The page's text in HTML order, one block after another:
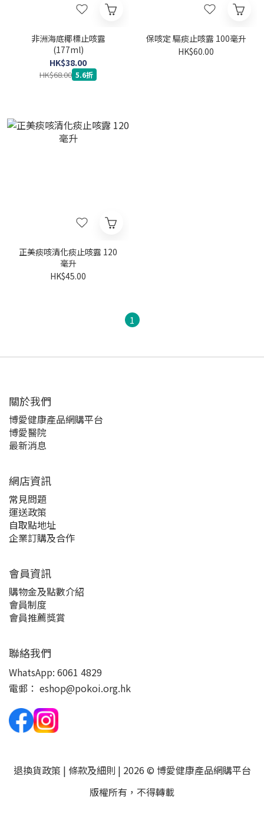
非洲海底椰標止咳露
(177ml)
HK$38.00
HK$68.00 5.6折
保咳定 驅痰止咳露 100毫升
HK$60.00
正美痰咳清化痰止咳露 120
毫升
HK$45.00
1
關於我們‎
博愛健康產品網購平台
博愛醫院
最新消息
網店資訊
常見問題
運送政策
自取點地址
企業訂購及合作
會員資訊
購物金及點數介紹
會員制度
會員推薦獎賞
聯絡我們
WhatsApp: 6061 4829
電郵： eshop@pokoi.org.hk
退換貨政策 | 條款及細則 | 2026 © 博愛健康產品網購平台
版權所有，不得轉載